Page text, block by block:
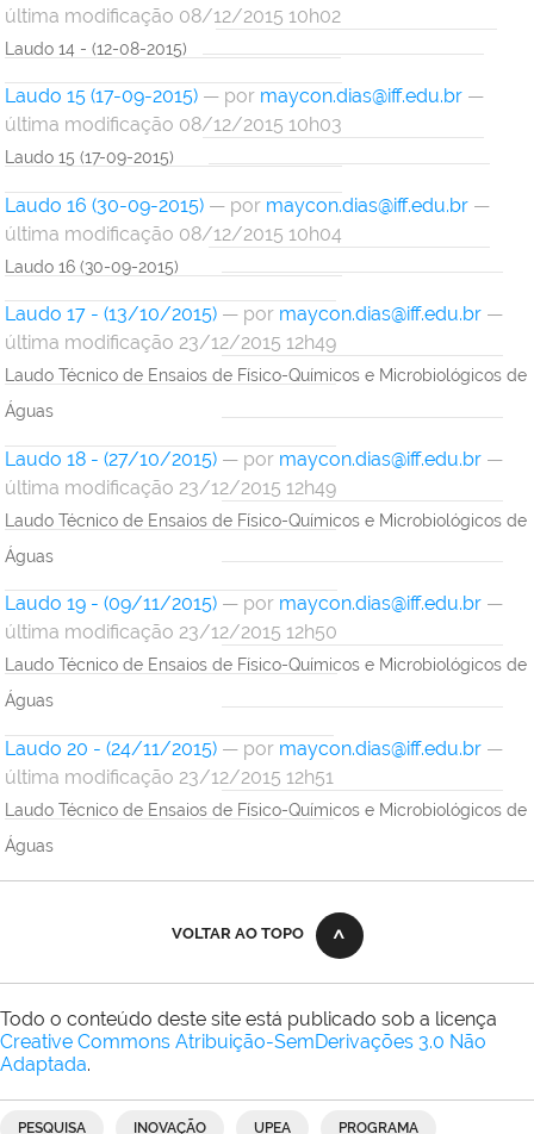
última modificação 08/12/2015 10h02
Laudo 14 - (12-08-2015)
Laudo 15 (17-09-2015) — por maycon.dias@iff.edu.br —
última modificação 08/12/2015 10h03
Laudo 15 (17-09-2015)
Laudo 16 (30-09-2015) — por maycon.dias@iff.edu.br —
última modificação 08/12/2015 10h04
Laudo 16 (30-09-2015)
Laudo 17 - (13/10/2015) — por maycon.dias@iff.edu.br —
última modificação 23/12/2015 12h49
Laudo Técnico de Ensaios de Físico-Químicos e Microbiológicos de
Águas
Laudo 18 - (27/10/2015) — por maycon.dias@iff.edu.br —
última modificação 23/12/2015 12h49
Laudo Técnico de Ensaios de Físico-Químicos e Microbiológicos de
Águas
Laudo 19 - (09/11/2015) — por maycon.dias@iff.edu.br —
última modificação 23/12/2015 12h50
Laudo Técnico de Ensaios de Físico-Químicos e Microbiológicos de
Águas
Laudo 20 - (24/11/2015) — por maycon.dias@iff.edu.br —
última modificação 23/12/2015 12h51
Laudo Técnico de Ensaios de Físico-Químicos e Microbiológicos de
Águas
VOLTAR AO TOPO
Todo o conteúdo deste site está publicado sob a licença
Creative Commons Atribuição-SemDerivações 3.0 Não
Adaptada.
PESQUISA INOVAÇÃO UPEA PROGRAMA